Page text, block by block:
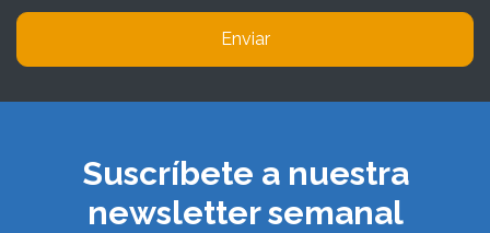
Enviar
Suscríbete a nuestra
newsletter semanal